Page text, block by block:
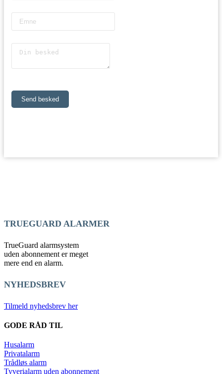
Send besked
TRUEGUARD ALARMER
TrueGuard alarmsystem
uden abonnement er meget
mere end en alarm.
NYHEDSBREV
Tilmeld nyhedsbrev her
GODE RÅD TIL
Husalarm
Privatalarm
Trådløs alarm
Tyverialarm uden abonnement